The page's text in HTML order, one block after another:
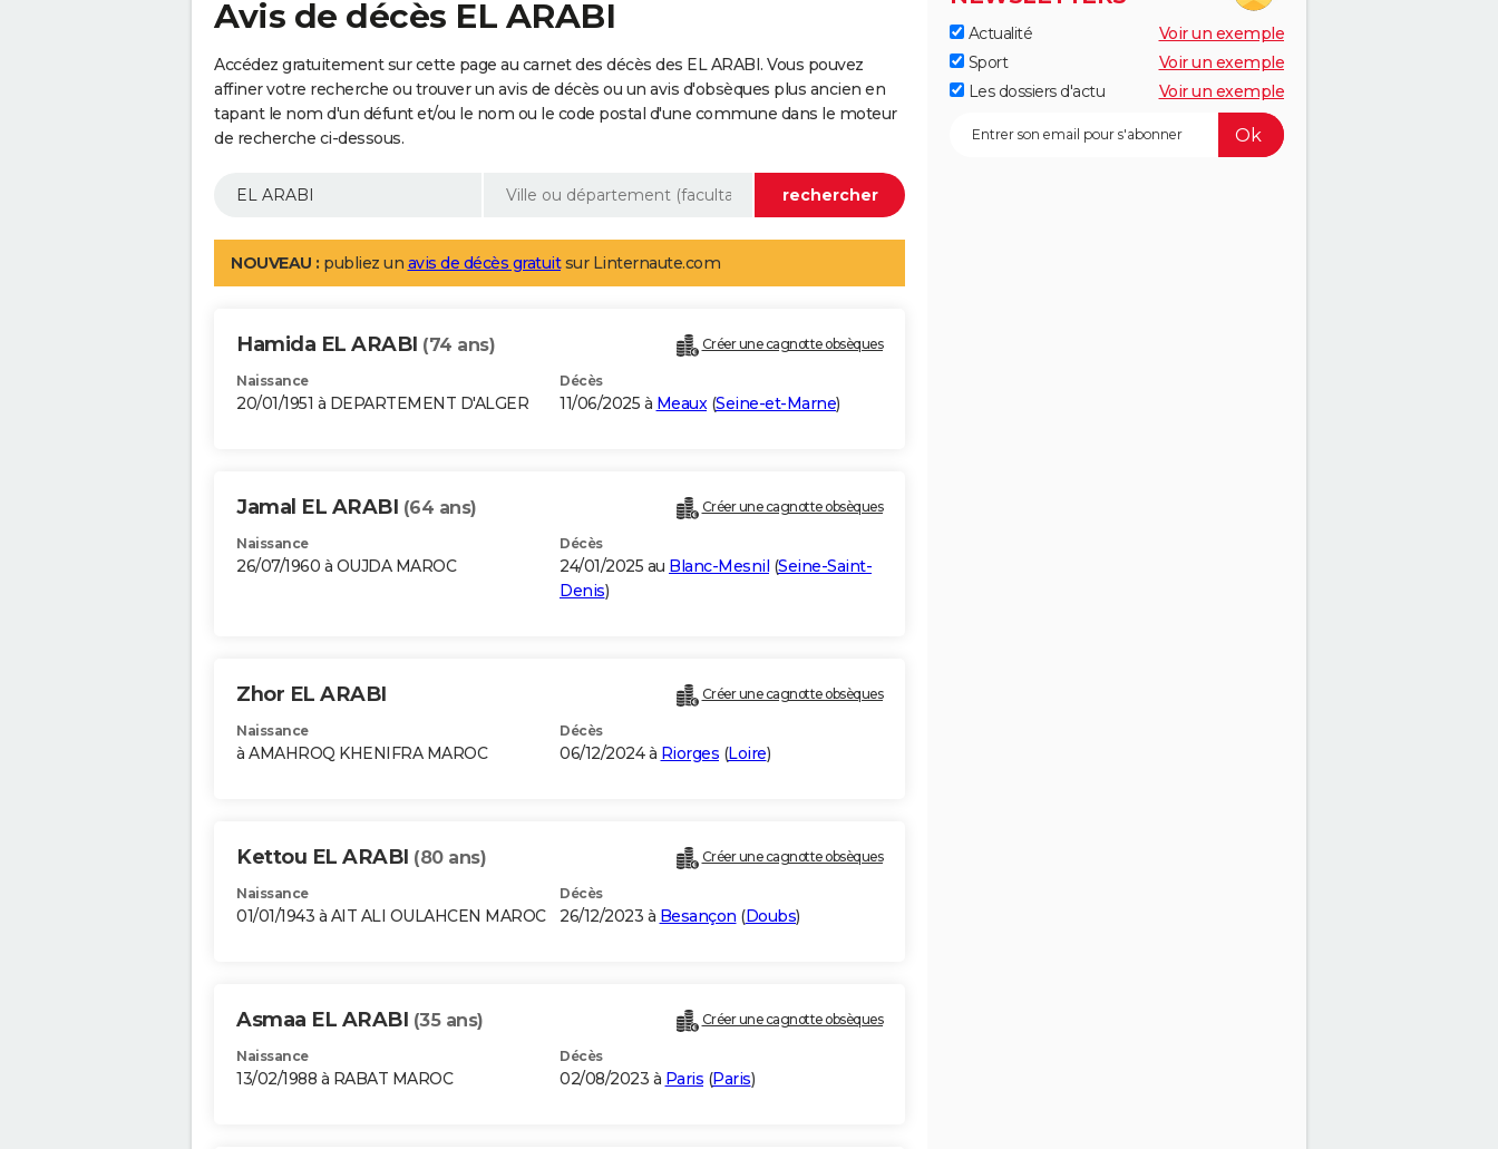
Avis de décès EL ARABI
Accédez gratuitement sur cette page au carnet des décès des EL ARABI. Vous pouvez
affiner votre recherche ou trouver un avis de décès ou un avis d'obsèques plus ancien en
tapant le nom d'un défunt et/ou le nom ou le code postal d'une commune dans le moteur
de recherche ci-dessous.
NOUVEAU : publiez un avis de décès gratuitsur Linternaute.com
Hamida EL ARABI (74 ans) Créer une cagnotte obsèques
Naissance
20/01/1951 à DEPARTEMENT D'ALGER
Décès
11/06/2025 à Meaux(Seine-et-Marne)
Jamal EL ARABI (64 ans) Créer une cagnotte obsèques
Naissance
26/07/1960 à OUJDA MAROC
Décès
24/01/2025 au Blanc-Mesnil (Seine-Saint-
Denis)
Zhor EL ARABI Créer une cagnotte obsèques
Naissance
à AMAHROQ KHENIFRA MAROC
Décès
06/12/2024 à Riorges (Loire)
Kettou EL ARABI (80 ans) Créer une cagnotte obsèques
Naissance
01/01/1943 à AIT ALI OULAHCEN MAROC
Décès
26/12/2023 à Besançon (Doubs)
Asmaa EL ARABI (35 ans) Créer une cagnotte obsèques
Naissance
13/02/1988 à RABAT MAROC
Décès
02/08/2023 à Paris (Paris)
Actualité
Voir un exemple
Sport
Voir un exemple
Les dossiers d'actu
Voir un exemple